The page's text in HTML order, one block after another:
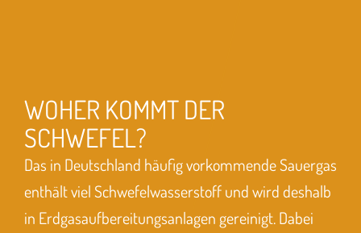
WOHER KOMMT DER
SCHWEFEL?
Das in Deutschland häufig vorkommende Sauergas
enthält viel Schwefelwasserstoff und wird deshalb
in Erdgasaufbereitungsanlagen gereinigt. Dabei